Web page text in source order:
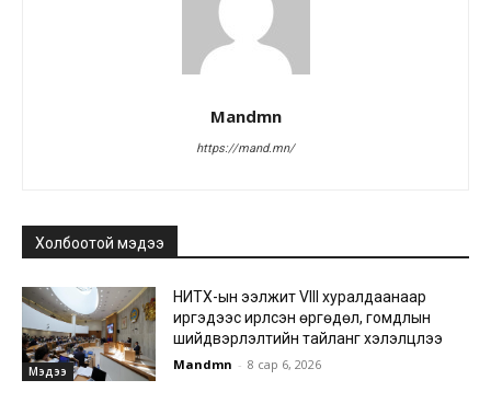
Mandmn
https://mand.mn/
Холбоотой мэдээ
Мэдээ
НИТХ-ын ээлжит VIII хуралдаанаар
иргэдээс ирүүлсэн өргөдөл, гомдлын
шийдвэрлэлтийн тайланг хэлэлцлээ
Mandmn - 8 сар 6, 2026